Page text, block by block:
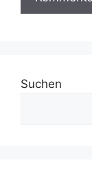
Suchen